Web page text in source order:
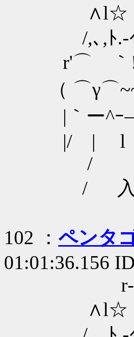
/,､,ﾄ.-ｲ
r'⌒ ｀
（
|｀ー^ｰ
|/ | l
/
/
102 ： ペンタ
01:01:36.156
∧l☆│∧